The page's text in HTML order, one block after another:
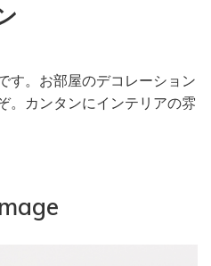
す。お部屋のデコレーション
。カンタンにインテリアの雰